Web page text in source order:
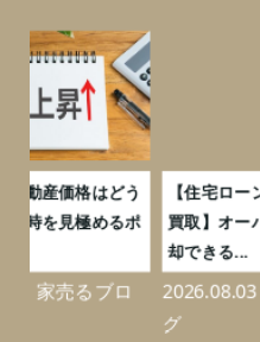
【住宅ローン残高がある家の
買取】オーバーローンでも売
2026.08.03
家売るブロ